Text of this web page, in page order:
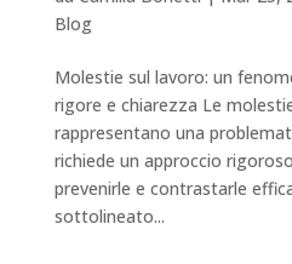
Blog
Molestie sul lavoro: un
rigore e chiarezza Le
rappresentano una
richiede un approccio
prevenirle e contrastarle
sottolineato...